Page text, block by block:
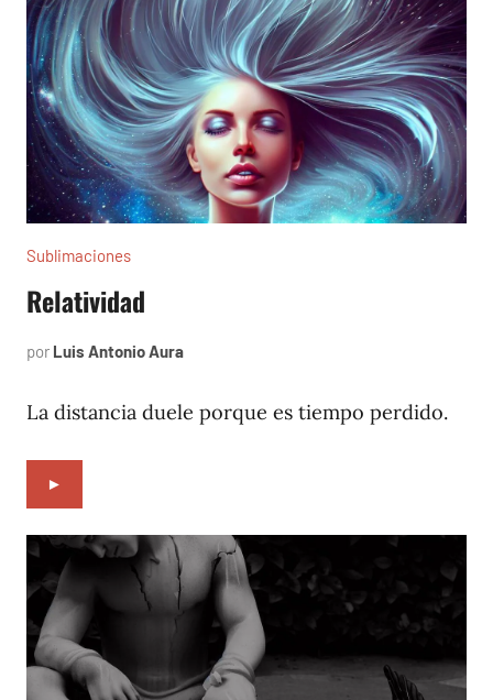
Sublimaciones
Relatividad
por Luis Antonio Aura
2022
La distancia duele porque es tiempo perdido.
►